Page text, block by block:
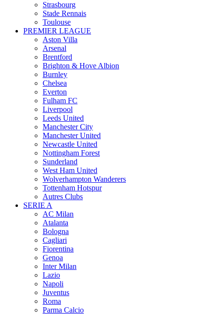
Strasbourg
Stade Rennais
Toulouse
PREMIER LEAGUE
Aston Villa
Arsenal
Brentford
Brighton & Hove Albion
Burnley
Chelsea
Everton
Fulham FC
Liverpool
Leeds United
Manchester City
Manchester United
Newcastle United
Nottingham Forest
Sunderland
West Ham United
Wolverhampton Wanderers
Tottenham Hotspur
Autres Clubs
SERIE A
AC Milan
Atalanta
Bologna
Cagliari
Fiorentina
Genoa
Inter Milan
Lazio
Napoli
Juventus
Roma
Parma Calcio